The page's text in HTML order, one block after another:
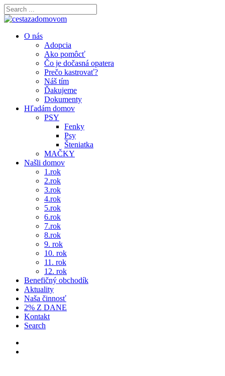
O nás
Adopcia
Ako pomôcť
Čo je dočasná opatera
Prečo kastrovať?
Náš tím
Ďakujeme
Dokumenty
Hľadám domov
PSY
Fenky
Psy
Šteniatka
MAČKY
Našli domov
1.rok
2.rok
3.rok
4.rok
5.rok
6.rok
7.rok
8.rok
9. rok
10. rok
11. rok
12. rok
Benefičný obchodík
Aktuality
Naša činnosť
2% Z DANE
Kontakt
Search